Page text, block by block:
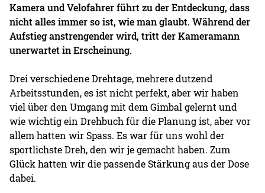
Kamera und Velofahrer führt zu der Entdeckung, dass
nicht alles immer so ist, wie man glaubt. Während der
Aufstieg anstrengender wird, tritt der Kameramann
unerwartet in Erscheinung.
Drei verschiedene Drehtage, mehrere dutzend
Arbeitsstunden, es ist nicht perfekt, aber wir haben
viel über den Umgang mit dem Gimbal gelernt und
wie wichtig ein Drehbuch für die Planung ist, aber vor
allem hatten wir Spass. Es war für uns wohl der
sportlichste Dreh, den wir je gemacht haben. Zum
Glück hatten wir die passende Stärkung aus der Dose
dabei.